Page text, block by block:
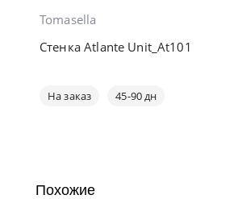
Tomasella
Стенка Atlante Unit_At101
На заказ 45-90 дн
Похожие